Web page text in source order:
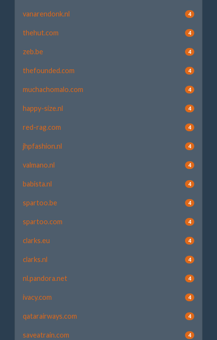
vanarendonk.nl 4
thehut.com 4
zeb.be 4
thefounded.com 4
muchachomalo.com 4
happy-size.nl 4
red-rag.com 4
jhpfashion.nl 4
valmano.nl 4
babista.nl 4
spartoo.be 4
spartoo.com 4
clarks.eu 4
clarks.nl 4
nl.pandora.net 4
ivacy.com 4
qatarairways.com 4
saveatrain.com 4